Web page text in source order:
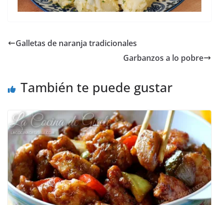
Galletas de naranja tradicionales
Garbanzos a lo pobre
También te puede gustar